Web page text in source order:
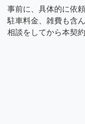
事前に、具体的に依
駐車料金、雑費も含
相談をしてから本契